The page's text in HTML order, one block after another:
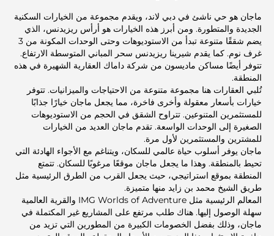
ماجان هو حي ناشئ في دبي لاند، ويقدم مجموعة من الخيارات السكنية
الجديدة والمتطورة. ومن أبرز هذه الخيارات هو أرأس ريزيدنس، الذي
يضم شققًا متنوعة تبدأ من الاستوديوهات وحتى الوحدات المكونة من 3
غرف نوم. كما يقدم شيرينا ريزيدنس سحر المباني المتوسطة الارتفاع.
تتوفر أيضًا مساكن ماديسون من شركة داماك العقارية الشهيرة في هذه
المنطقة.
تُلبي العقارات هنا مجموعة متنوعة من الاحتياجات والميزانيات. تتوفر
خيارات بأسعار معقولة وأخرى فاخرة، مما يجعل ماجان خيارًا جذابًا
للمستثمرين المتنوعين. تتراوح الشقق في الحجم من الاستوديوهات
الصغيرة إلى الوحدات الواسعة. تقدم ماجان العديد من الخيارات
للمشترين والمستثمرين لأول مرة.
ماجان يوفر أسلوب حياة عالمي للسكان، ويتناغم مع الأجواء الهادئة التي
تحيط بالمنطقة. وهذا ما يجعل ماجان موقعًا مرغوبًا للسكان. تتمتع
المنطقة بموقع استراتيجي، حيث يجعل القرب من الطرق الرئيسية مثل
طريق الشيخ محمد بن زايد منها متميزة.
المعالم الرئيسية مثل IMG Worlds of Adventure والقرية العالمية
سهلة الوصول إليها. هناك طلب مرتفع على المشاريع غير المكتملة في
ماجان، وذلك بفضل الخصومات الكبيرة من المطورين التي تزيد من